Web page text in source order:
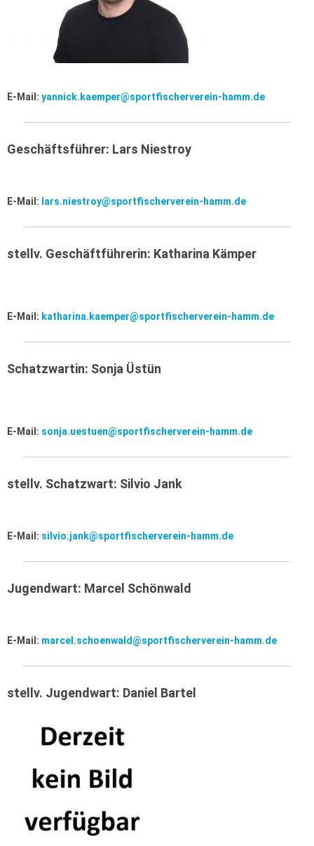
E-Mail: yannick.kaemper@sportfischerverein-hamm.de
Geschäftsführer: Lars Niestroy
E-Mail: lars.niestroy@sportfischerverein-hamm.de
stellv. Geschäftführerin: Katharina Kämper
E-Mail: katharina.kaemper@sportfischerverein-hamm.de
Schatzwartin: Sonja Üstün
E-Mail: sonja.uestuen@sportfischerverein-hamm.de
stellv. Schatzwart: Silvio Jank
E-Mail: silvio.jank@sportfischerverein-hamm.de
Jugendwart: Marcel Schönwald
E-Mail: marcel.schoenwald@sportfischerverein-hamm.de
stellv. Jugendwart: Daniel Bartel